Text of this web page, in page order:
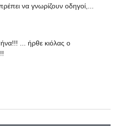
να γνωρίζουν οδηγοί,...
... ήρθε κιόλας ο